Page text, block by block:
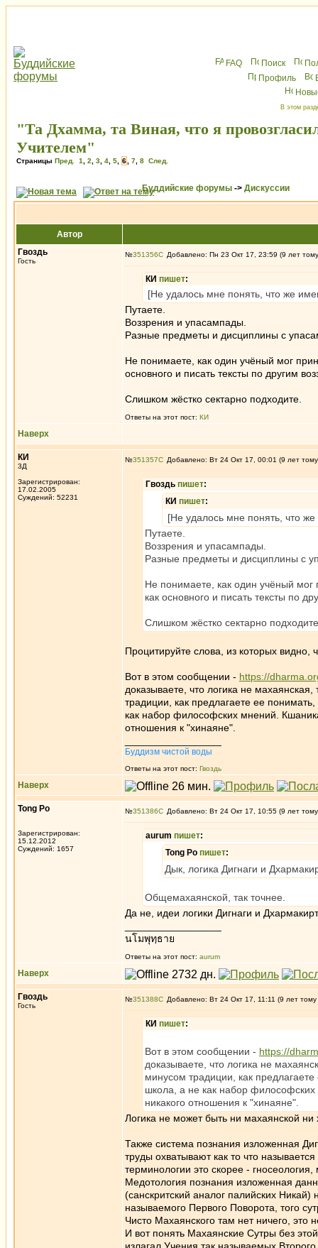
FAQ Поиск
Профиль
В этом
"Та Дхамма, та Виная, что я
Учителем"
Страницы Пред. 1 2 3 4 5 6 7 8 След.
Буддийские форумы -> Дискуссии
Автор
Гвоздь
Гость
№351356 Добавлено: Пн 23 Окт 17, 23:59 (9 лет
КИ пишет:
[Не удалось мне понять, что же
Путаете.
Воззрения и упасампады.
Разные предметы и дисциплины с
Не понимаете, как один учёный мог
основного и писать тексты по другим
Слишком жёстко сектарно подходите.
Ответы на этот пост: КИ
Наверх
КИ
3Д
Зарегистрирован:
17.02.2005
Суждений: 52231
№351357 Добавлено: Вт 24 Окт 17, 00:01 (9 лет
Гвоздь пишет:
КИ пишет:
[Не удалось мне понять, что
Путаете.
Воззрения и упасампады.
Разные предметы и дисциплины с
Не понимаете, как один учёный мог
как основного и писать тексты по
Слишком жёстко сектарно
Процитируйте слова, из которых видно,
Вот в этом сообщении - https://
доказываете, что логика не махаянская,
традиции, как предлагаете ее
как набор философских мнений.
отношения к "хинаяне".
Буддизм чистой воды
Ответы на этот пост: Гвоздь
Наверх
Tong Po
Зарегистрирован:
15.12.2012
Суждений: 1657
№351386 Добавлено: Вт 24 Окт 17, 10:55 (9 лет
aurum пишет:
Tong Po пишет:
Дык, логика Дигнаги и
Общемахаянской, так точнее.
Да не, идеи логики Дигнаги и
นโมพุทฺธาย
Ответы на этот пост: aurum
Наверх
Гвоздь
Гость
№351388 Добавлено: Вт 24 Окт 17, 11:11 (9 лет тому
КИ пишет:
Вот в этом сообщении - https://
доказываете, что логика не
минусом традиции, как
школа, а не как набор философских
никакого отношения к "хинаяне".
Логика не может быть ни махаянской ни
Также система познания изложенная
труды охватывают как то что
терминологии это скорее -
Медотология познания изложенная
(санскритский аналог палийских
называемого Первого Поворота, того
Чисто Махаянского там нет ничего, это
И вот понять Махаянские Сутры без